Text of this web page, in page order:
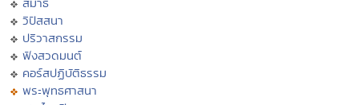
วิปัสสนา
ปริวาสกรรม
ฟังสวดมนต์
คอร์สปฏิบัติธรรม
พระพุทธศาสนา